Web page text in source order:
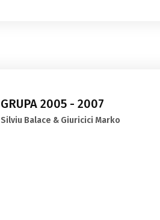
GRUPA 2005 - 2007
Silviu Balace & Giuricici Marko